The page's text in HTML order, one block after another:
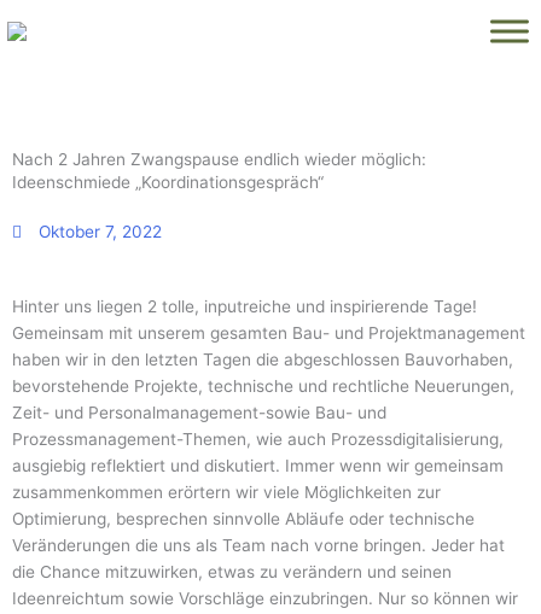
Inhalt
Nach 2 Jahren Zwangspause endlich wieder möglich:
Ideenschmiede „Koordinationsgespräch“
Oktober 7, 2022
Hinter uns liegen 2 tolle, inputreiche und inspirierende Tage!
Gemeinsam mit unserem gesamten Bau- und Projektmanagement
haben wir in den letzten Tagen die abgeschlossen Bauvorhaben,
bevorstehende Projekte, technische und rechtliche Neuerungen,
Zeit- und Personalmanagement-sowie Bau- und
Prozessmanagement-Themen, wie auch Prozessdigitalisierung,
ausgiebig reflektiert und diskutiert. Immer wenn wir gemeinsam
zusammenkommen erörtern wir viele Möglichkeiten zur
Optimierung, besprechen sinnvolle Abläufe oder technische
Veränderungen die uns als Team nach vorne bringen. Jeder hat
die Chance mitzuwirken, etwas zu verändern und seinen
Ideenreichtum sowie Vorschläge einzubringen. Nur so können wir